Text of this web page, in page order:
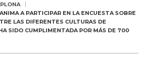
A PARTICIPAR EN LA ENCUESTA SOBRE
LAS DIFERENTES CULTURAS DE
SIDO CUMPLIMENTADA POR MÁS DE 700